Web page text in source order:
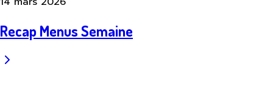
Recap Menus Semaine